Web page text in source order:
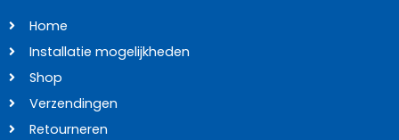
Home
Installatie mogelijkheden
Shop
Verzendingen
Retourneren